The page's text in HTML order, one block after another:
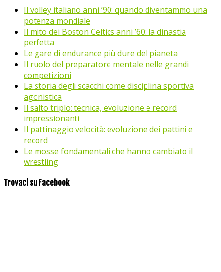
Il volley italiano anni ’90: quando diventammo una
potenza mondiale
Il mito dei Boston Celtics anni ’60: la dinastia
perfetta
Le gare di endurance più dure del pianeta
Il ruolo del preparatore mentale nelle grandi
competizioni
La storia degli scacchi come disciplina sportiva
agonistica
Il salto triplo: tecnica, evoluzione e record
impressionanti
Il pattinaggio velocità: evoluzione dei pattini e
record
Le mosse fondamentali che hanno cambiato il
wrestling
Trovaci su Facebook